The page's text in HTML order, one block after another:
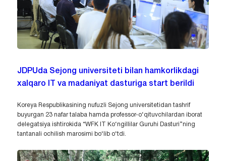
JDPUda Sejong universiteti bilan hamkorlikdagi
xalqaro IT va madaniyat dasturiga start berildi
Koreya Respublikasining nufuzli Sejong universitetidan tashrif
buyurgan 23 nafar talaba hamda professor-o‘qituvchilardan iborat
delegatsiya ishtirokida “WFK IT Ko‘ngillilar Guruhi Dasturi”ning
tantanali ochilish marosimi bo‘lib o‘tdi.